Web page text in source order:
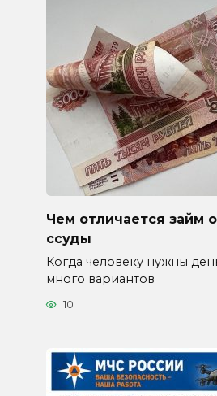
Чем отличается займ
ссуды
Когда человеку нужны
много вариантов
10